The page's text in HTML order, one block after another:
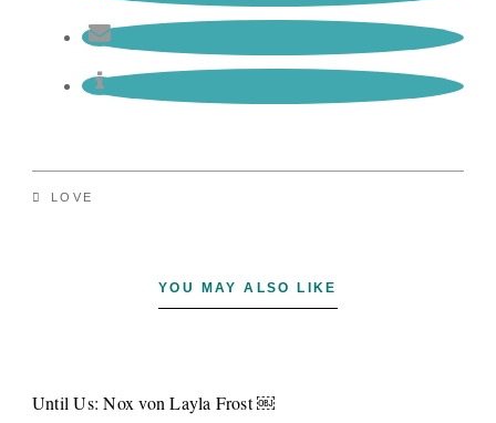
LOVE
YOU MAY ALSO LIKE
Until Us: Nox von Layla Frost ￼